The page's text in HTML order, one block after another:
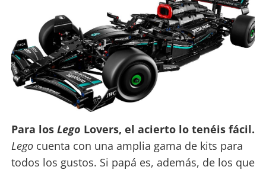
Para los Lego Lovers, el acierto lo tenéis fácil.
Legocuenta con una amplia gama de kits para
todos los gustos. Si papá es, además, de los que